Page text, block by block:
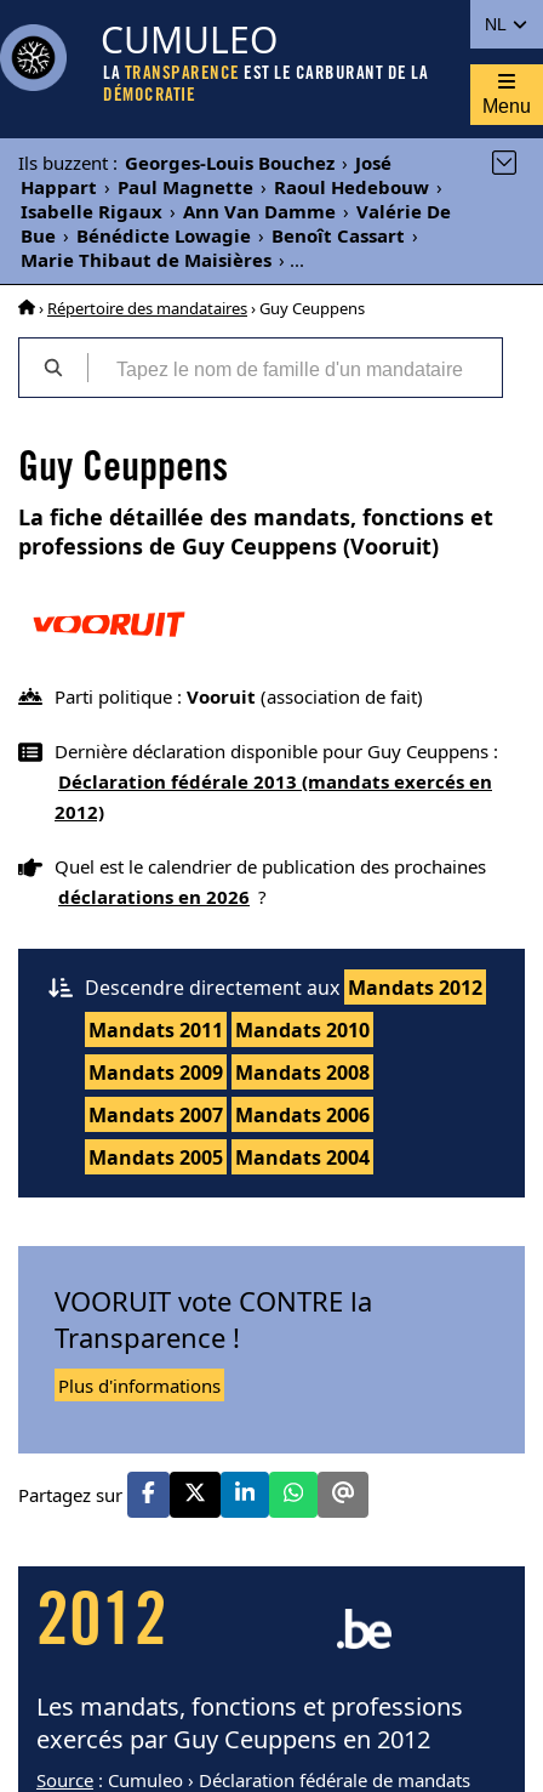
NL
CUMULEO
LA TRANSPARENCE EST LE CARBURANT DE LA
DÉMOCRATIE
Menu
Ils buzzent : Georges-Louis Bouchez › José
Happart › Paul Magnette › Raoul Hedebouw ›
Isabelle Rigaux › Ann Van Damme › Valérie De
Bue › Bénédicte Lowagie › Benoît Cassart ›
Marie Thibaut de Maisières › ...
› Répertoire des mandataires› Guy Ceuppens
Guy Ceuppens
La fiche détaillée des mandats, fonctions et
professions de Guy Ceuppens (Vooruit)
Parti politique : Vooruit (association de fait)
Dernière déclaration disponible pour Guy Ceuppens :
Déclaration fédérale 2013 (mandats exercés en
2012)
Quel est le calendrier de publication des prochaines
déclarations en 2026 ?
Descendre directement aux Mandats 2012
Mandats 2011 Mandats 2010
Mandats 2009 Mandats 2008
Mandats 2007 Mandats 2006
Mandats 2005 Mandats 2004
VOORUIT vote CONTRE la
Transparence !
Plus d'informations
Partagez sur
2012
Les mandats, fonctions et professions
exercés par Guy Ceuppens en 2012
Source : Cumuleo › Déclaration fédérale de mandats